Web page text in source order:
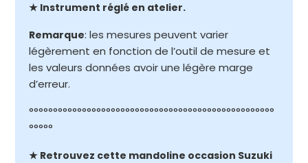
★ Instrument réglé en atelier.
Remarque: les mesures peuvent varier
légèrement en fonction de l’outil de mesure et
les valeurs données avoir une légère marge
d’erreur.
°°°°°°°°°°°°°°°°°°°°°°°°°°°°°°°°°°°°°°°°°°°°°°°°°°°
°°°°°
★ Retrouvez cette mandoline occasion Suzuki